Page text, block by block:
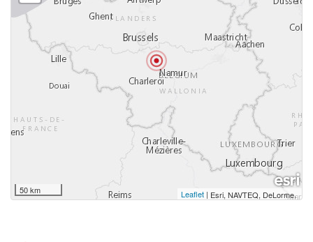
50 km Leaflet | Esri, NAVTEQ, DeLorme,